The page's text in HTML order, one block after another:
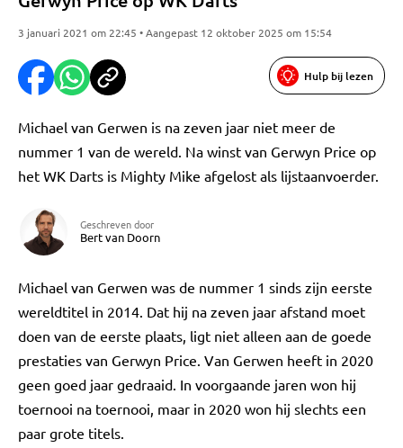
3 januari 2021 om 22:45 • Aangepast 12 oktober 2025 om 15:54
Hulp bij lezen
Michael van Gerwen is na zeven jaar niet meer de
nummer 1 van de wereld. Na winst van Gerwyn Price op
het WK Darts is Mighty Mike afgelost als lijstaanvoerder.
Geschreven door
Bert van Doorn
Michael van Gerwen was de nummer 1 sinds zijn eerste
wereldtitel in 2014. Dat hij na zeven jaar afstand moet
doen van de eerste plaats, ligt niet alleen aan de goede
prestaties van Gerwyn Price. Van Gerwen heeft in 2020
geen goed jaar gedraaid. In voorgaande jaren won hij
toernooi na toernooi, maar in 2020 won hij slechts een
paar grote titels.